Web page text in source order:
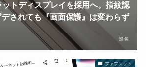
トディスプレイを採用へ。指紋認
されても『画面保護』は変わらず
瀬名
ファブレット